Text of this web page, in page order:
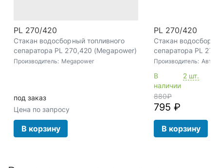
PL 270/420
Стакан водосборный топливного
сепаратора PL 270,420 (Megapower)
Производитель: Megapower
под заказ
Цена по запросу
В корзину
PL 270/420
Стакан
сепаратора PL
подогревом
Производитель:
В
наличии
2 шт.
880₽
795 ₽
В корзину